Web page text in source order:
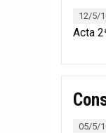
12/5/
Acta
05/5/